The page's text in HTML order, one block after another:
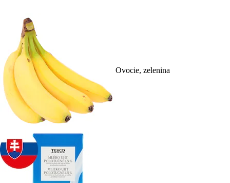
Ovocie, zelenina